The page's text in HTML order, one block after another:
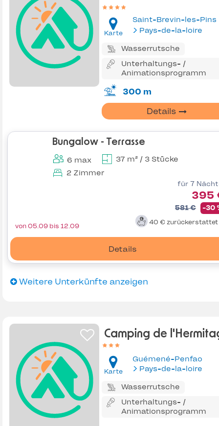
Karte
Saint-Brevin-les-Pins
Pays-de-la-loire
Wasserrutsche
Unterhaltungs- /
Animationsprogramm
300 m
Details
Bungalow - Terrasse
6 max
37 m² / 3 Stücke
2 Zimmer
für 7
395
581 € -30
40 € zurückerstattet
Details
von 05.09 bis 12.09
Weitere Unterkünfte anzeigen
Camping de
Karte
Guémené-Penfao
Pays-de-la-loire
Wasserrutsche
Unterhaltungs- /
Animationsprogramm